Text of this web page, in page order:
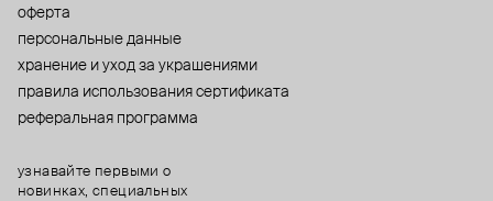
оферта
персональные данные
хранение и уход за украшениями
правила использования сертификата
реферальная программа
узнавайте первыми о
новинках, специальных